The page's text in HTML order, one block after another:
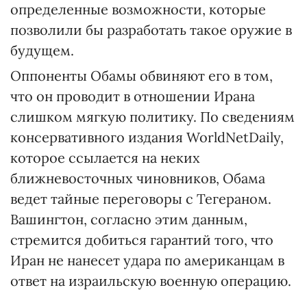
определенные возможности, которые
позволили бы разработать такое оружие в
будущем.
Оппоненты Обамы обвиняют его в том,
что он проводит в отношении Ирана
слишком мягкую политику. По сведениям
консервативного издания WorldNetDaily,
которое ссылается на неких
ближневосточных чиновников, Обама
ведет тайные переговоры с Тегераном.
Вашингтон, согласно этим данным,
стремится добиться гарантий того, что
Иран не нанесет удара по американцам в
ответ на израильскую военную операцию.